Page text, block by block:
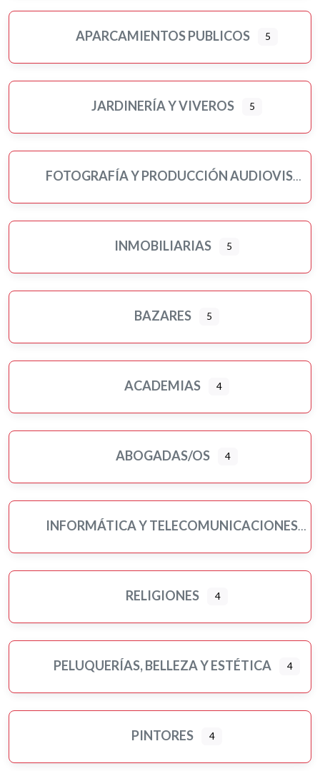
APARCAMIENTOS PUBLICOS 5
JARDINERÍA Y VIVEROS 5
FOTOGRAFÍA Y PRODUCCIÓN AUDIOVISUAL
INMOBILIARIAS 5
BAZARES 5
ACADEMIAS 4
ABOGADAS/OS 4
INFORMÁTICA Y TELECOMUNICACIONES
RELIGIONES 4
PELUQUERÍAS, BELLEZA Y ESTÉTICA 4
PINTORES 4